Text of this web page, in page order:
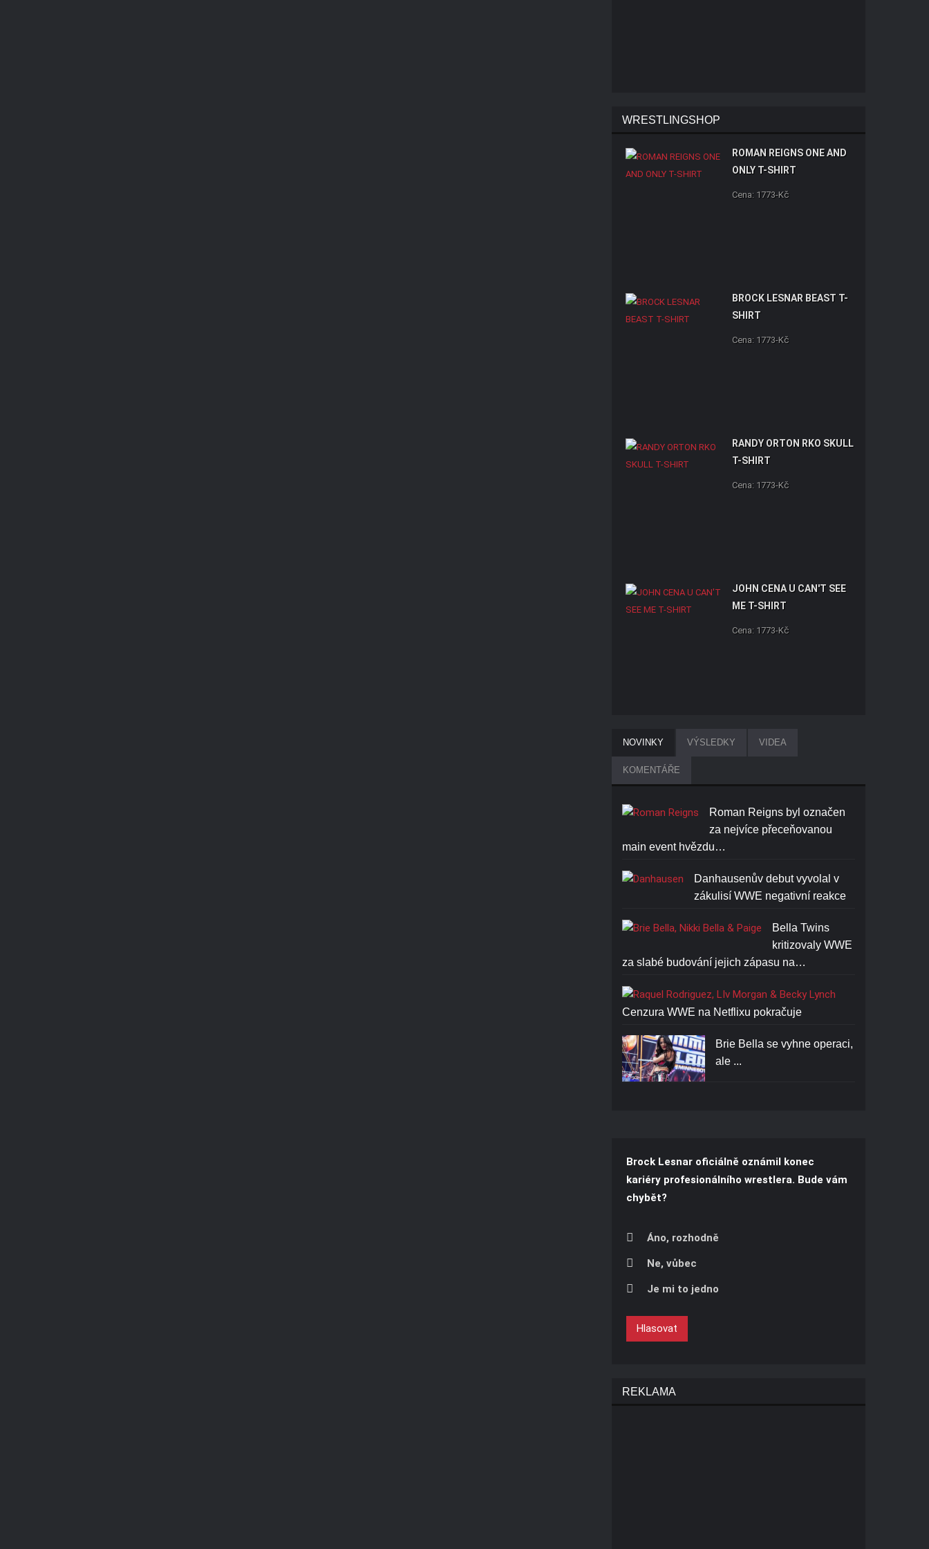
WRESTLINGSHOP
ROMAN REIGNS ONE AND
ONLY T-SHIRT
Cena: 1773-Kč
BROCK LESNAR BEAST T-
SHIRT
Cena: 1773-Kč
RANDY ORTON RKO SKULL
T-SHIRT
Cena: 1773-Kč
JOHN CENA U CAN'T SEE
ME T-SHIRT
Cena: 1773-Kč
NOVINKY VÝSLEDKY VIDEA
KOMENTÁŘE
Roman Reigns byl označen
za nejvíce přeceňovanou
main event hvězdu…
Danhausenův debut vyvolal v
zákulisí WWE negativní reakce
Bella Twins
kritizovaly WWE
za slabé budování jejich zápasu na…
Cenzura WWE na Netflixu pokračuje
Brie Bella se vyhne operaci,
ale ...
Brock Lesnar oficiálně oznámil konec
kariéry profesionálního wrestlera. Bude vám
chybět?
Áno, rozhodně
Ne, vůbec
Je mi to jedno
Hlasovat
REKLAMA